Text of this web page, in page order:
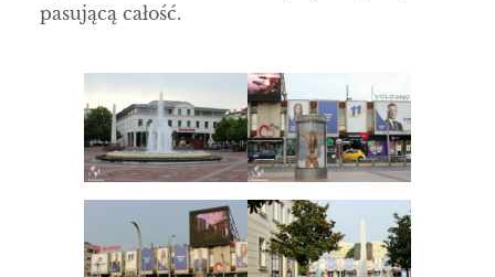
pasującą całość.